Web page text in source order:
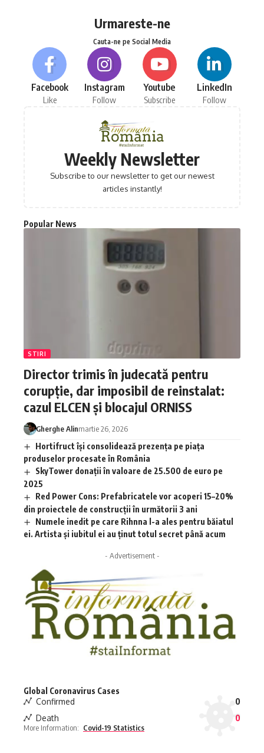
Urmareste-ne
Cauta-ne pe Social Media
Facebook
Like
Instagram
Follow
Youtube
Subscribe
LinkedIn
Follow
Weekly Newsletter
Subscribe to our newsletter to get our newest
articles instantly!
Popular News
STIRI
Director trimis în judecată pentru
corupție, dar imposibil de reinstalat:
cazul ELCEN și blocajul ORNISS
Gherghe Alinmartie 26, 2026
Hortifruct își consolidează prezența pe piața
produselor procesate în România
SkyTower donații în valoare de 25.500 de euro pe
2025
Red Power Cons: Prefabricatele vor acoperi 15–20%
din proiectele de construcții în următorii 3 ani
Numele inedit pe care Rihnna l-a ales pentru băiatul
ei. Artista și iubitul ei au ținut totul secret până acum
- Advertisement -
Global Coronavirus Cases
Confirmed
0
Death
0
More Information: Covid-19 Statistics